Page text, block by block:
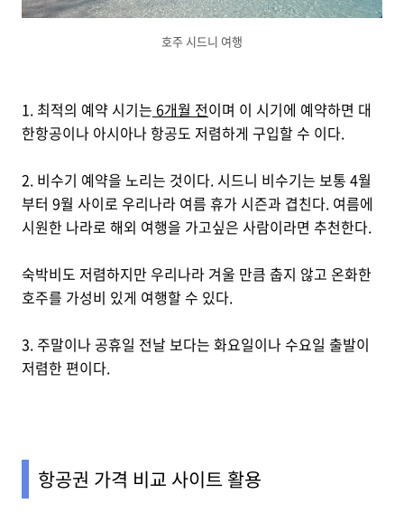
호주 시드니 여행
1. 최적의 예약 시기는 6개월 전이며 이 시기에 예약하면 대
한항공이나 아시아나 항공도 저렴하게 구입할 수 이다.
2. 비수기 예약을 노리는 것이다. 시드니 비수기는 보통 4월
부터 9월 사이로 우리나라 여름 휴가 시즌과 겹친다. 여름에
시원한 나라로 해외 여행을 가고싶은 사람이라면 추천한다.
숙박비도 저렴하지만 우리나라 겨울 만큼 춥지 않고 온화한
호주를 가성비 있게 여행할 수 있다.
3. 주말이나 공휴일 전날 보다는 화요일이나 수요일 출발이
저렴한 편이다.
항공권 가격 비교 사이트 활용